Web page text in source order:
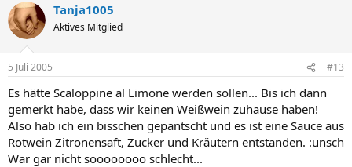
Tanja1005
Aktives Mitglied
5 Juli 2005 #13
Es hätte Scaloppine al Limone werden sollen... Bis ich dann
gemerkt habe, dass wir keinen Weißwein zuhause haben!
Also hab ich ein bisschen gepantscht und es ist eine Sauce aus
Rotwein Zitronensaft, Zucker und Kräutern entstanden. :unsch
War gar nicht soooooooo schlecht...